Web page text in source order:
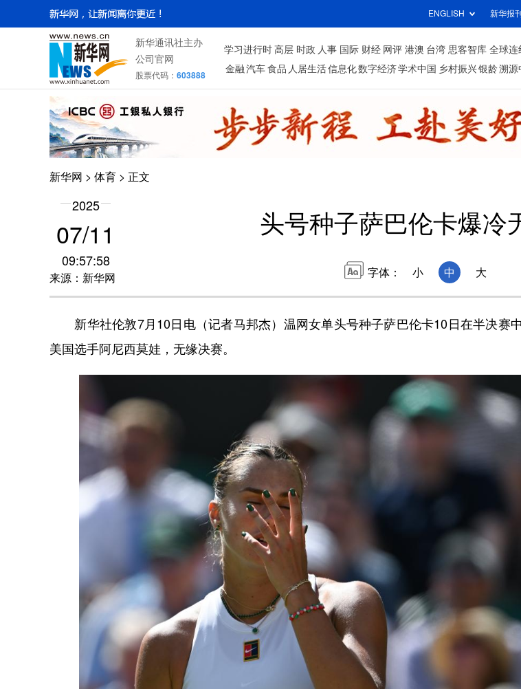
ENGLISH 新华报
新华通讯社主办
公司官网
股票代码： 603888
学习进行时 高层 时政 人事 国际 财经 网评 港澳 台湾 思客智库 全球连
金融 汽车 食品 人居生活信息化数字经济学术中国 乡村振兴银龄溯源
新华网 > 体育 > 正文
2025
07/11
09:57:58
来源：新华网
头号种子萨巴伦卡爆冷
字体： 小 中 大
新华社伦敦7月10日电（记者马邦杰）温网女单头号种子萨巴伦卡10日在半决赛
美国选手阿尼西莫娃，无缘决赛。